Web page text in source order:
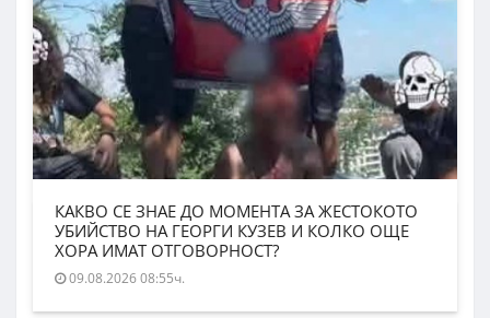
КАКВО СЕ ЗНАЕ ДО МОМЕНТА ЗА ЖЕСТОКОТО
УБИЙСТВО НА ГЕОРГИ КУЗЕВ И КОЛКО ОЩЕ
ХОРА ИМАТ ОТГОВОРНОСТ?
09.08.2026 08:55ч.